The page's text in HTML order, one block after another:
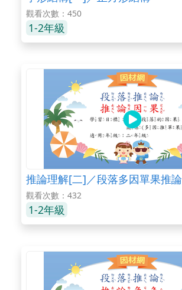
觀看次數：450
1-2年級
推論理解[二]／段落多因單果推論
觀看次數：432
1-2年級